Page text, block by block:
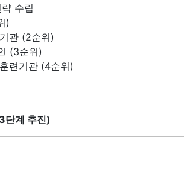
수립
)
관 (2순위)
(3순위)
련기관 (4순위)
계 추진)